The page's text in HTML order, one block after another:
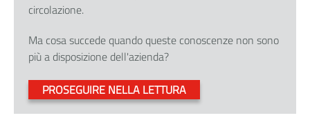
circolazione.
Ma cosa succede quando queste conoscenze non sono
più a disposizione dell'azienda?
PROSEGUIRE NELLA LETTURA